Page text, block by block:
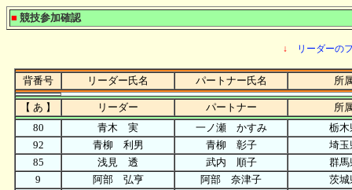
■ 競技参加確認
↓ リーダーの
背番号 リーダー氏名 パートナー氏名 所
【 あ 】 リーダー パートナー
所
80
青木 実 一ノ瀬 かすみ
栃木
92
青柳 利男 青柳 彰子
埼玉
85
浅見 透 武内 順子
群馬
9
阿部 弘亨 阿部 奈津子
茨城